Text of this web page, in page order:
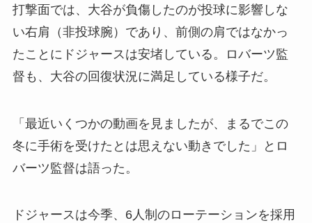
打撃面では、大谷が負傷したのが投球に影響しな
い右肩（非投球腕）であり、前側の肩ではなかっ
たことにドジャースは安堵している。ロバーツ監
督も、大谷の回復状況に満足している様子だ。
「最近いくつかの動画を見ましたが、まるでこの
冬に手術を受けたとは思えない動きでした」とロ
バーツ監督は語った。
ドジャースは今季、6人制のローテーションを採用